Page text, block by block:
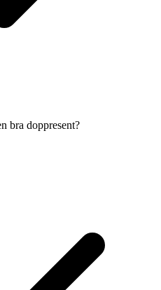
bra doppresent?